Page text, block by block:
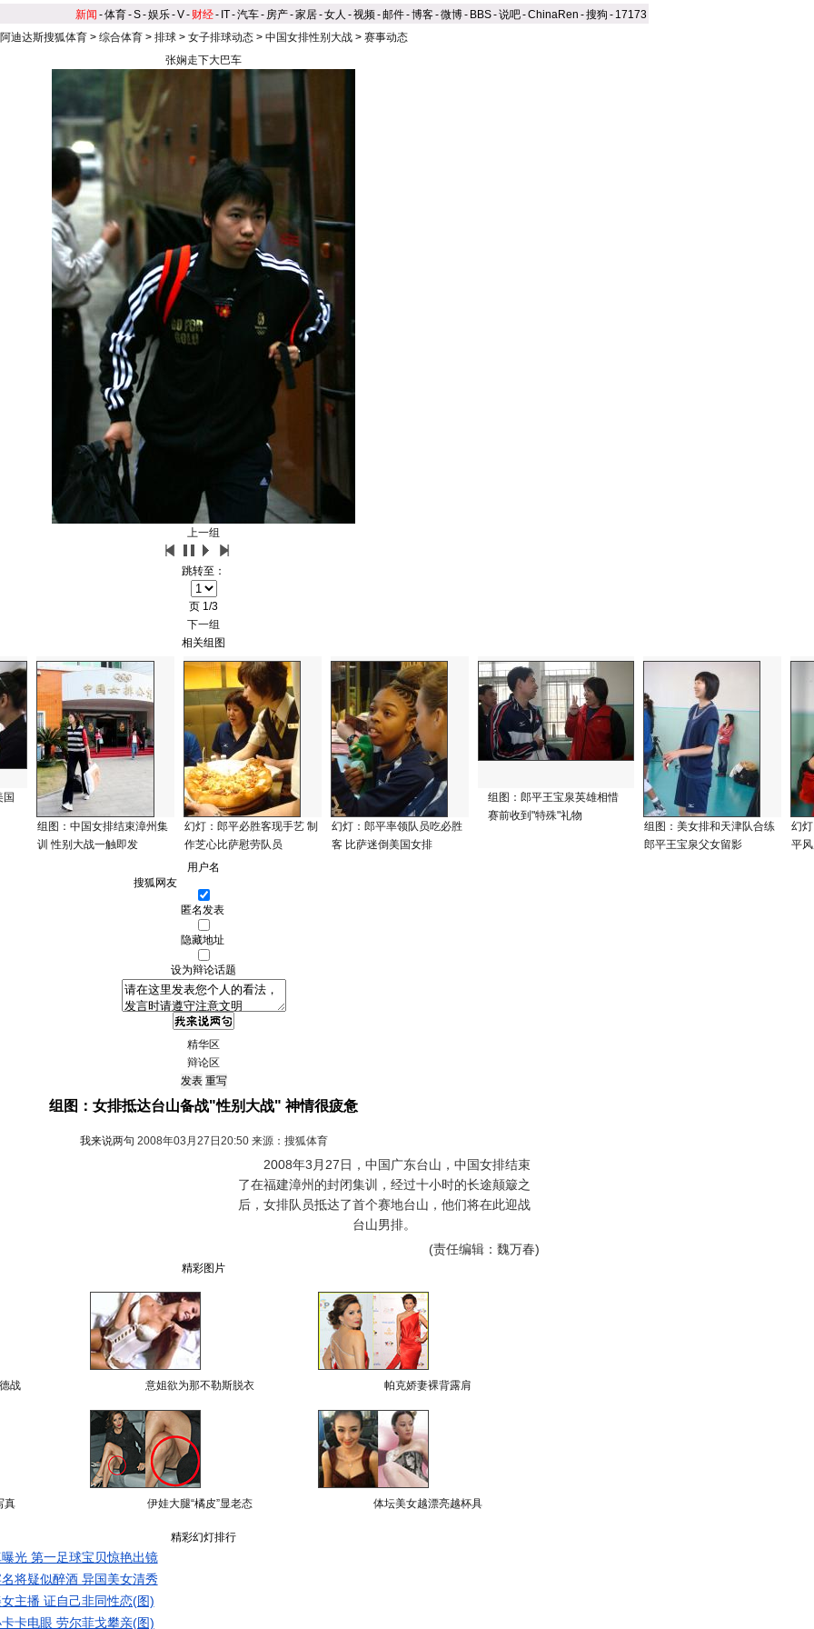
新闻 -体育-S-娱乐-V- 财经- IT-汽车- 房产-家居-女人 -视频-邮件-博客-微博- BBS-说吧-ChinaRen -搜狗 - 17173
阿迪达斯搜狐体育> 综合体育> 排球> 女子排球动态> 中国女排性别大战> 赛事动态
张娴走下大巴车
上一组
跳转至：
页 1/3
下一组
相关组图
国
组图：中国女排结束漳州集
训 性别大战一触即发
幻灯：郎平必胜客现手艺 制
作芝心比萨慰劳队员
幻灯：郎平率领队员吃必胜
客 比萨迷倒美国女排
组图：郎平王宝泉英雄相惜
赛前收到"特殊"礼物
组图：美女排和天津队合练
郎平王宝泉父女留影
幻
平
用户名
匿名发表
隐藏地址
设为辩论话题
精华区
辩论区
组图：女排抵达台山备战"性别大战" 神情很疲惫
我来说两句 2008年03月27日20:50 来源：搜狐体育
2008年3月27日，中国广东台山，中国女排结束
了在福建漳州的封闭集训，经过十小时的长途颠簸之
后，女排队员抵达了首个赛地台山，他们将在此迎战
台山男排。
(责任编辑：魏万春)
精彩图片
战 意姐欲为那不勒斯脱衣 帕克娇妻裸背露肩
真 伊娃大腿“橘皮”显老态 体坛美女越漂亮越杯具
精彩幻灯排行
光 第一足球宝贝惊艳出镜
将疑似醉酒 异国美女清秀
主播 证自己非同性恋(图)
卡电眼 劳尔菲戈攀亲(图)